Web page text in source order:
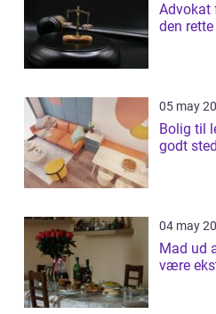
Advokat
den
05 may
Bolig til
godt
04 may
Mad ud
være